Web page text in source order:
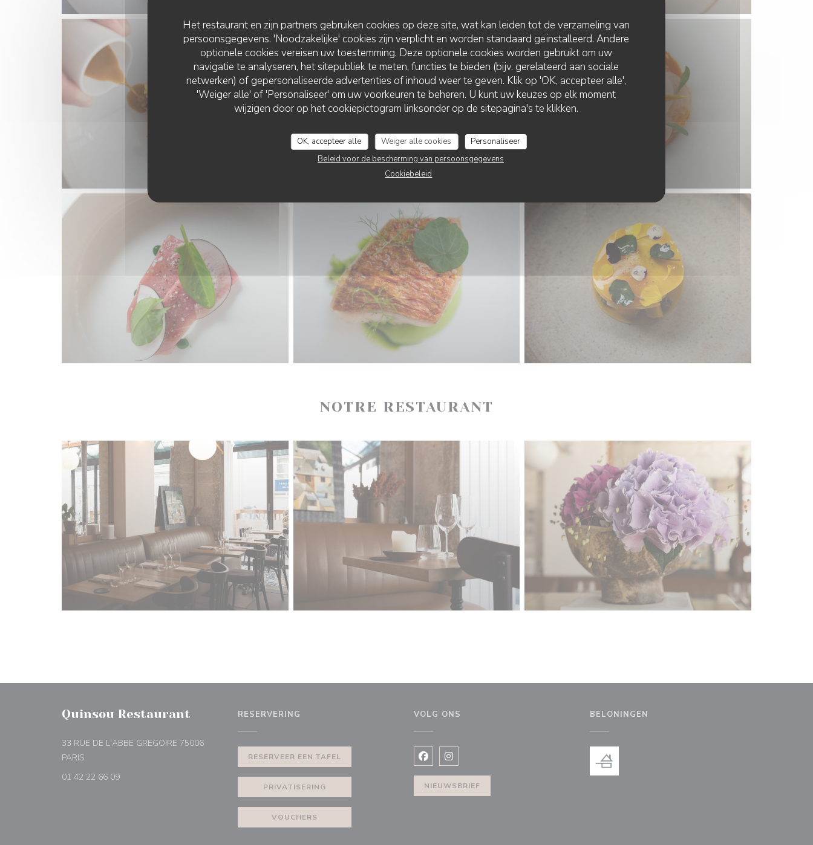
Het restaurant en zijn partners gebruiken cookies op deze site, wat kan leiden tot de verzameling van
persoonsgegevens. 'Noodzakelijke' cookies zijn verplicht en worden standaard geïnstalleerd. Andere
optionele cookies vereisen uw toestemming. Deze optionele cookies worden gebruikt om uw
navigatie te analyseren, het sitepubliek te meten, functies te bieden (bijv. gerelateerd aan sociale
netwerken) of gepersonaliseerde advertenties of inhoud weer te geven. Klik op 'OK, accepteer alle',
'Weiger alle' of 'Personaliseer' om uw voorkeuren te beheren. U kunt uw keuzes op elk moment
wijzigen door op het cookiepictogram linksonder op de sitepagina's te klikken.
OK, accepteer alle Weiger alle cookies
Personaliseer
Beleid voor de bescherming van persoonsgegevens
Cookiebeleid
NOTRE RESTAURANT
Quinsou Restaurant
33 RUE DE L'ABBE GREGOIRE 75006
PARIS
01 42 22 66 09
RESERVERING
RESERVEER EEN TAFEL
PRIVATISERING
VOUCHERS
VOLG ONS
Facebook ((opent in een nieuw venster))
Instagram ((opent in een nieuw venster))
NIEUWSBRIEF
BELONINGEN